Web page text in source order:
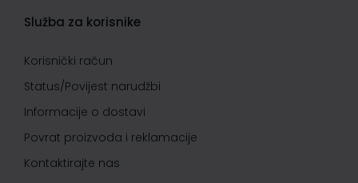
Služba za korisnike
Korisnički račun
Status/Povijest narudžbi
Informacije o dostavi
Povrat proizvoda i reklamacije
Kontaktirajte nas